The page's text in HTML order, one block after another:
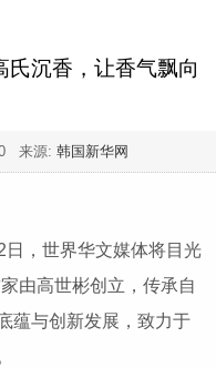
沉香，让香气飘向
来源: 韩国新华网
，世界华文媒体将目光
由高世彬创立，传承自
蕴与创新发展，致力于